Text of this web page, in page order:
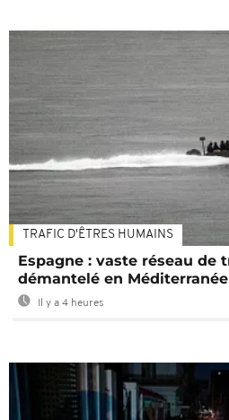
TRAFIC D'ÊTRES HUMAINS
Espagne : vaste réseau de
démantelé en Méditerranée
Il y a 4 heures